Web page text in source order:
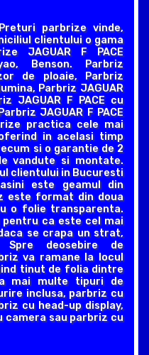
parbrize vinde,
clientului o gama
JAGUAR F PACE
Benson. Parbriz
de ploaie, Parbriz
Parbriz JAGUAR
JAGUAR F PACE cu
JAGUAR F PACE
practica cele mai
in acelasi timp
si o garantie de 2
vandute si montate.
clientului in Bucuresti
este geamul din
este format din doua
o folie transparenta.
ca este cel mai
se crapa un strat,
deosebire de
va ramane la locul
tinut de folia dintre
mai multe tipuri de
inclusa, parbriz cu
cu head-up display,
camera sau parbriz cu